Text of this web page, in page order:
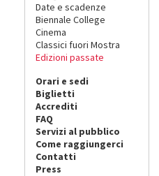
Date e scadenze
Biennale College
Cinema
Classici fuori Mostra
Edizioni passate
Orari e sedi
Biglietti
Accrediti
FAQ
Servizi al pubblico
Come raggiungerci
Contatti
Press